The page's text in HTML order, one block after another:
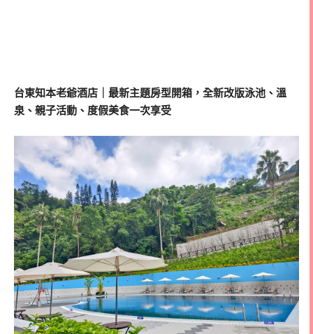
台東知本老爺酒店｜最新主題房型開箱，全新改版泳池、溫
泉、親子活動、度假美食一次享受